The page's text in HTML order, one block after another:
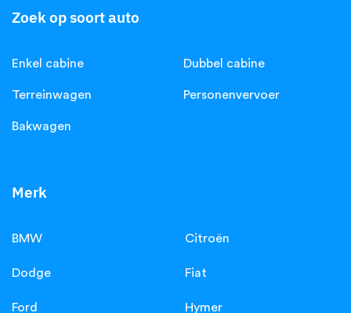
Zoek op soort auto
Enkel cabine Dubbel cabine
Terreinwagen Personenvervoer
Bakwagen
Merk
BMW Citroën
Dodge Fiat
Ford Hymer